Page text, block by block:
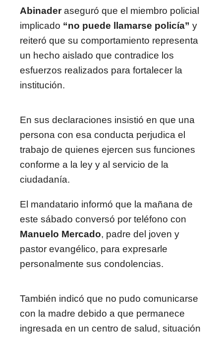
Abinaderaseguró que el miembro policial
implicado “no puede llamarse policía” y
reiteró que su comportamiento representa
un hecho aislado que contradice los
esfuerzos realizados para fortalecer la
institución.
En sus declaraciones insistió en que una
persona con esa conducta perjudica el
trabajo de quienes ejercen sus funciones
conforme a la ley y al servicio de la
ciudadanía.
El mandatario informó que la mañana de
este sábado conversó por teléfono con
Manuelo Mercado, padre del joven y
pastor evangélico, para expresarle
personalmente sus condolencias.
También indicó que no pudo comunicarse
con la madre debido a que permanece
ingresada en un centro de salud, situación